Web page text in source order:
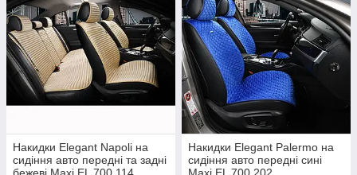
Накидки Elegant Napoli на
сидіння авто передні та задні
Накидки Elegant Palermo на
сидіння авто передні сині